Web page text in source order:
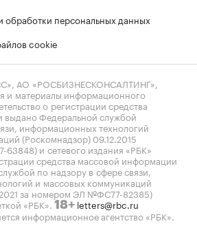
обработки персональных данных
cookie
АО «РОСБИЗНЕСКОНСАЛТИНГ»,
и материалы информационного
о регистрации средства
Федеральной службой
информационных технологий
(Роскомнадзор) 09.12.2015
и сетевого издания «РБК»
средства массовой информации
по надзору в сфере связи,
и массовых коммуникаций
за номером ЭЛ №ФС77-82385)
«РБК». 18+ letters@rbc.ru
информационное агентство «РБК».